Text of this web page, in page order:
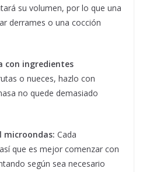
su volumen, por lo que una
derrames o una cocción
con ingredientes
o nueces, hazlo con
no quede demasiado
microondas: Cada
que es mejor comenzar con
según sea necesario